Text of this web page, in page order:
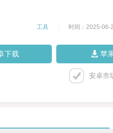
工具 时间：2025-06-
下载 苹
安卓市